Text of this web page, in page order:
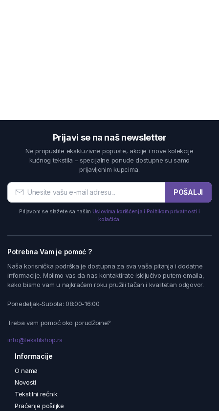
Prijavi se na naš newsletter
Ne propustite ekskluzivne popuste, akcije i nove kolekcije
kućnog tekstila – specijalne ponude dostupne su samo
prijavljenim kupcima.
POŠALJI
Prijavom se slažete sa našim Uslovima korišćenja i Politikom privatnosti i
kolačića.
Potrebna Vam je pomoć ?
Naša korisnička podrška je dostupna za sva vaša pitanja i dodatne
informacije. Molimo vas da nas kontaktirate isključivo putem emaila,
kako bismo vam u najkraćem roku pružili tačan i kvalitetan odgovor.
Ponedeljak-Subota: 08:00-16:00
Treba vam pomoć oko porudžbine?
info@tekstilshop.rs
Informacije
O nama
Novosti
Tekstilni rečnik
Praćenje pošiljke